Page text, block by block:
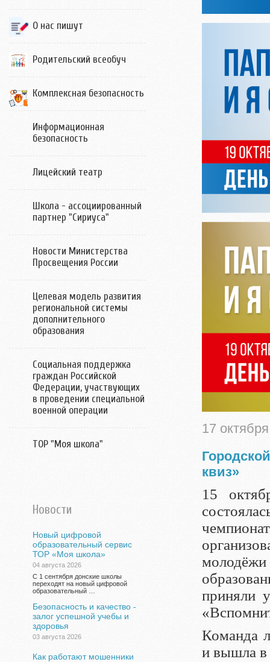
О нас пишут
Родительский всеобуч
Комплексная безопасность
Информационная
безопасность
Лицейский театр
Школа - ассоциированный
партнер "Сириуса"
Новости Министерства
Просвещения России
Целевая модель развития
региональной системы
дополнительного
образования
Социальная поддержка
граждан Российской
Федерации, участвующих
в проведении специальной
военной операции
ТОР "Моя школа"
Новости
Новый цифровой
образовательный сервис
ТОР «Моя школа»
04 августа 2026
С 1 сентября донские школы
переходят на новый цифровой
образовательный …
Безопасность и качество -
залог успешной учебы и
здоровья
03 августа 2026
Как работают мошенники
17
квиз»
15
приняли
Команда
и вышла в